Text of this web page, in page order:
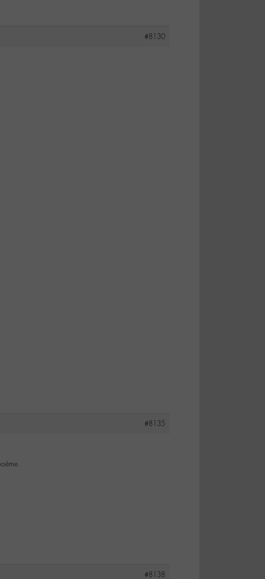
#8130
#8135
#8138